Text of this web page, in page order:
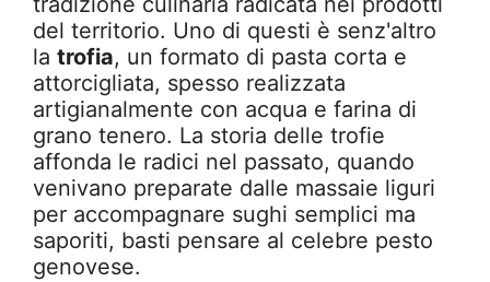
del territorio. Uno di questi è senz'altro
la trofia, un formato di pasta corta e
attorcigliata, spesso realizzata
artigianalmente con acqua e farina di
grano tenero. La storia delle trofie
affonda le radici nel passato, quando
venivano preparate dalle massaie liguri
per accompagnare sughi semplici ma
saporiti, basti pensare al celebre pesto
genovese.